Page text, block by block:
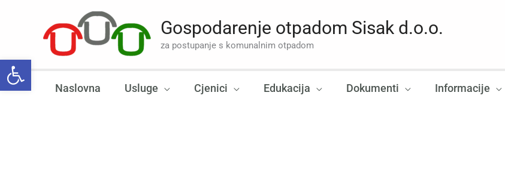
Open toolbar
Gospodarenje otpadom Sisak d.o.o.
za postupanje s komunalnim otpadom
Naslovna Usluge Cjenici Edukacija Dokumenti Informacije